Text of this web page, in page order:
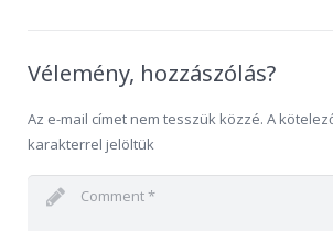
Vélemény, hozzászólás?
Az e-mail címet nem tesszük közzé. A
karakterrel jelöltük